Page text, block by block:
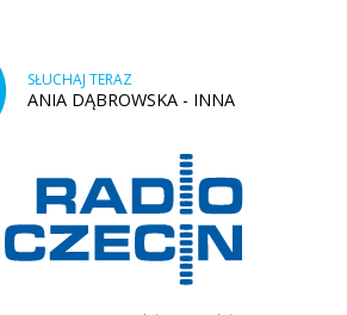
SŁUCHAJ TERAZ
ANIA DĄBROWSKA - INNA